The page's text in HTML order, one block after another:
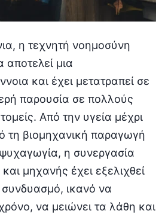
η τεχνητή νοημοσύνη
αποτελεί μια
και έχει μετατραπεί σε
παρουσία σε πολλούς
Από την υγεία μέχρι
τη βιομηχανική παραγωγή
η συνεργασία
μηχανής έχει εξελιχθεί
ικανό να
χρόνο, να μειώνει τα λάθη και